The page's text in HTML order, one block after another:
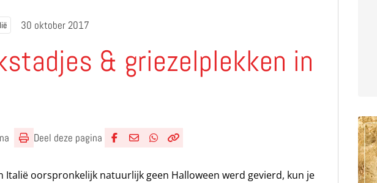
30 oktober 2017
& griezelplekken in
Deel deze pagina
Italië oorspronkelijk natuurlijk geen Halloween werd gevierd, kun je